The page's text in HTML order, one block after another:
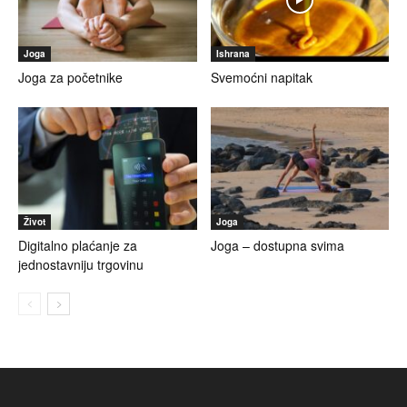
Joga
Joga za početnike
Ishrana
Svemoćni napitak
Život
Digitalno plaćanje za
jednostavniju trgovinu
Joga
Joga – dostupna svima